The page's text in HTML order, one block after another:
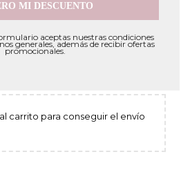
MI DESCUENTO
aceptas nuestras condiciones
generales, además de recibir ofertas
promocionales.
CUELLO
al carrito para conseguir el envío